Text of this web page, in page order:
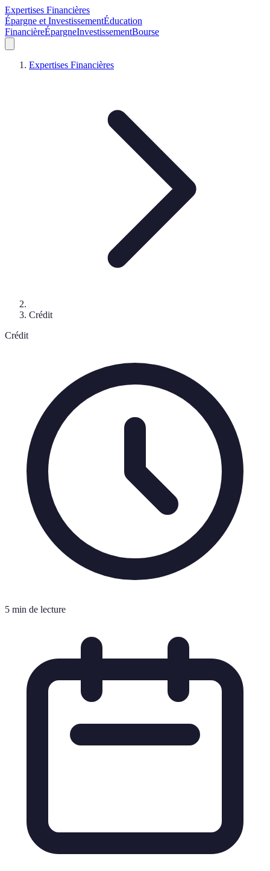
Expertises Financières
Épargne et InvestissementÉducation
FinancièreÉpargneInvestissementBourse
Expertises Financières
Crédit
Crédit
5 min de lecture